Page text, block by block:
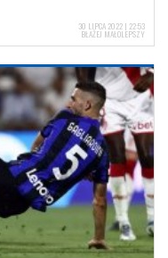
30 LIPCA 2022 | 22:53
BŁAŻEJ MAŁOLEPSZY